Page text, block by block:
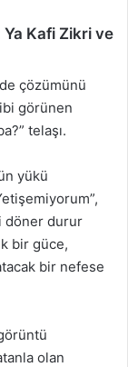
Ya Kafi Zikri ve
çözümünü
görünen
telaşı.
yükü
döner durur
bir güce,
bir nefese
olan